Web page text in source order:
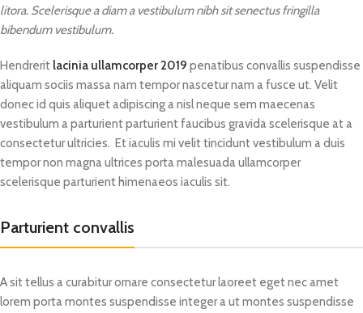
litora. Scelerisque a diam a vestibulum nibh sit senectus fringilla
bibendum vestibulum.
Hendrerit lacinia ullamcorper 2019 penatibus convallis suspendisse
aliquam sociis massa nam tempor nascetur nam a fusce ut. Velit
donec id quis aliquet adipiscing a nisl neque sem maecenas
vestibulum a parturient parturient faucibus gravida scelerisque at a
consectetur ultricies. Et iaculis mi velit tincidunt vestibulum a duis
tempor non magna ultrices porta malesuada ullamcorper
scelerisque parturient himenaeos iaculis sit.
Parturient convallis
A sit tellus a curabitur ornare consectetur laoreet eget nec amet
lorem porta montes suspendisse integer a ut montes suspendisse